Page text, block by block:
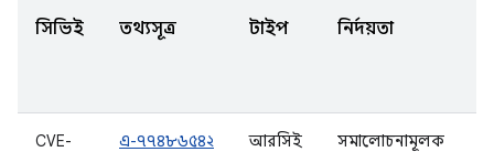
সিভিই তথ্যসূত্র টাইপ নির্দয়তা
CVE-
এ-৭৭৪৮৬৫৪২
আরসিই সমালোচনামূলক